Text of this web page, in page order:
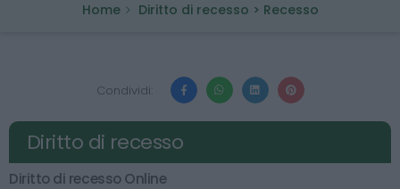
Home Diritto di recesso > Recesso
Condividi:
Diritto di recesso
Diritto di recesso Online